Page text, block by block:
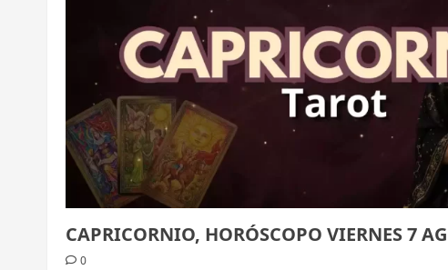
CAPRICORNIO, HORÓSCOPO VIERNES 7
0